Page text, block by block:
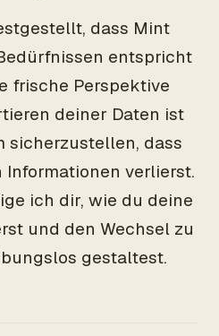
dass Mint
entspricht
frische Perspektive
deiner Daten ist
sicherzustellen, dass
verlierst.
ich dir, wie du deine
und den Wechsel zu
gestaltest.